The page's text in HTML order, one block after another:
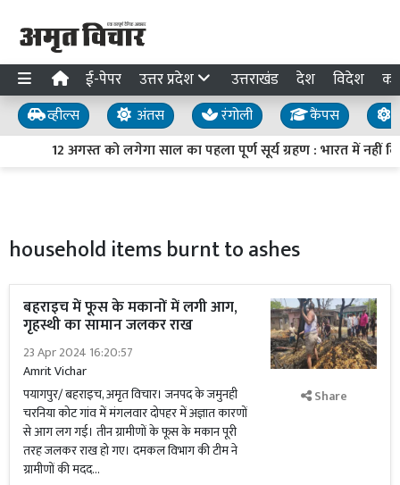
ई-पेपर उत्तर प्रदेश उत्तराखंड देश विदेश
व्हील्स अंतस रंगोली कैंपस
12 अगस्त को लगेगा साल का पहला पूर्ण सूर्य ग्रहण : भारत में नहीं
household items burnt to ashes
बहराइच में फूस के मकानों में लगी आग,
गृहस्थी का सामान जलकर राख
23 Apr 2024 16:20:57
Amrit Vichar
पयागपुर/ बहराइच, अमृत विचार। जनपद के जमुनही
चरनिया कोट गांव में मंगलवार दोपहर में अज्ञात कारणों
से आग लग गई। तीन ग्रामीणों के फूस के मकान पूरी
तरह जलकर राख हो गए। दमकल विभाग की टीम ने
ग्रामीणों की मदद...
Share